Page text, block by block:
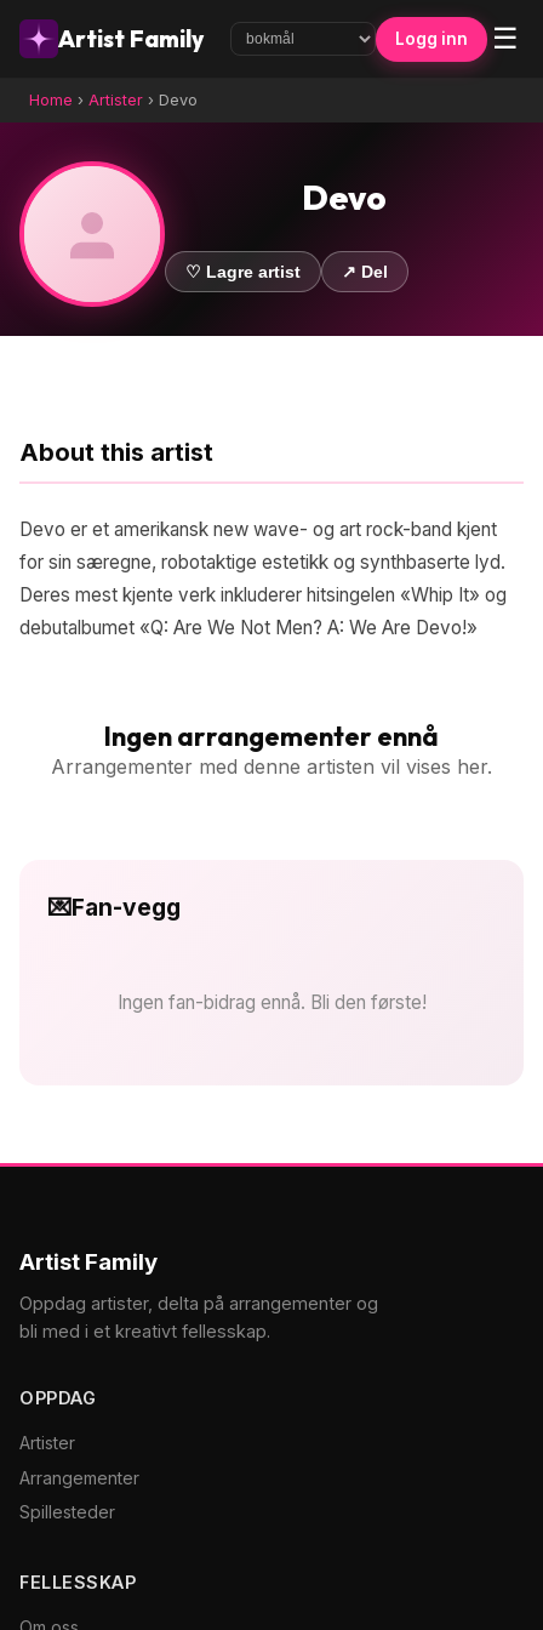
Artist Family Logg inn ☰
Home › Artister › Devo
Devo
♡ Lagre artist ↗ Del
About this artist
Devo er et amerikansk new wave- og art rock-band kjent
for sin særegne, robotaktige estetikk og synthbaserte lyd.
Deres mest kjente verk inkluderer hitsingelen «Whip It» og
debutalbumet «Q: Are We Not Men? A: We Are Devo!»
Ingen arrangementer ennå
Arrangementer med denne artisten vil vises her.
💌Fan-vegg
Ingen fan-bidrag ennå. Bli den første!
Artist Family
Oppdag artister, delta på arrangementer og
bli med i et kreativt fellesskap.
OPPDAG
Artister
Arrangementer
Spillesteder
FELLESSKAP